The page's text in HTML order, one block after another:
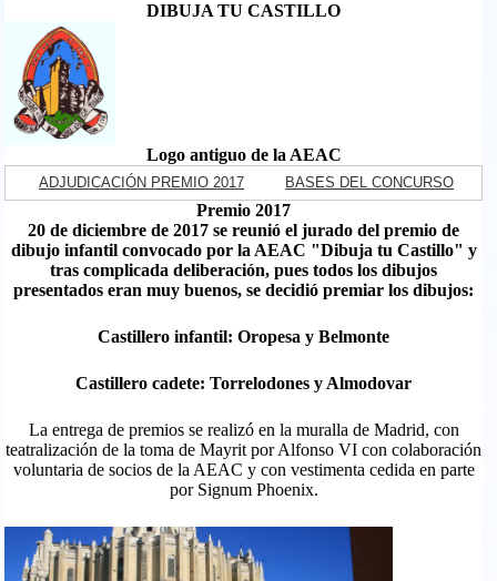
DIBUJA TU CASTILLO
logo_antiguo_copia.jpg
Logo antiguo de la AEAC
ADJUDICACIÓN PREMIO 2017 BASES DEL CONCURSO
Premio 2017
20 de diciembre de 2017 se reunió el jurado del premio de
dibujo infantil convocado por la AEAC "Dibuja tu Castillo" y
tras complicada deliberación, pues todos los dibujos
presentados eranmuy buenos, se decidió premiar los dibujos:
Castillero infantil: Oropesa y Belmonte
Castillero cadete: Torrelodones y Almodovar
La entrega de premios se realizó en la muralla de Madrid, con
teatralización de la toma de Mayrit por Alfonso VI con colaboración
voluntaria de socios de la AEAC y con vestimenta cedida en parte
por Signum Phoenix.
whatsapp_image_2017-12-26_at_17.56.55.jpeg